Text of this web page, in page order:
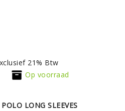
21% Btw
Op voorraad
LONG SLEEVES